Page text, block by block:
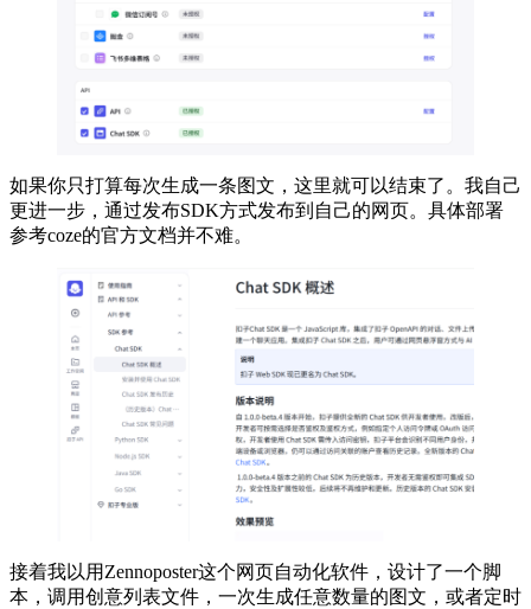
如果你只打算每次生成一条图文，这里就可以结束了。我自己
更进一步，通过发布SDK方式发布到自己的网页。具体部署
参考coze的官方文档并不难。
接着我以用Zennoposter这个网页自动化软件，设计了一个脚
本，调用创意列表文件，一次生成任意数量的图文，或者定时